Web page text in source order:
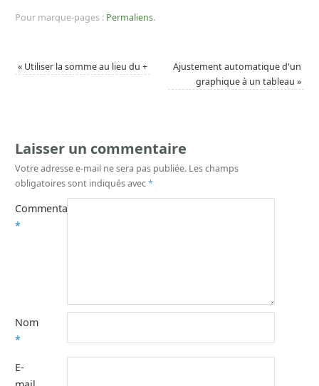
Pour marque-pages : Permaliens.
« Utiliser la somme au lieu du +
Ajustement automatique d'un
graphique à un tableau »
Laisser un commentaire
Votre adresse e-mail ne sera pas publiée. Les champs
obligatoires sont indiqués avec*
Commentaire
*
Nom
*
E-